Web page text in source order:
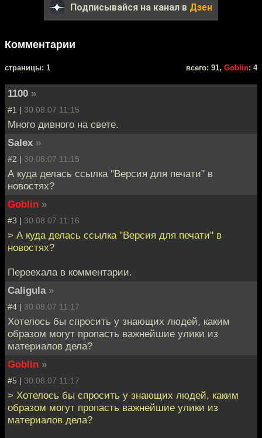
Подписывайся на канал в Дзен
Комментарии
cтраницы: 1 всего: 91, Goblin: 4
1100 »
#1 | 30.08.07 11:15
Много дивного на свете.
Salex »
#2 | 30.08.07 11:15
А куда делась ссылка "Версия для печати" в
новостях?
Goblin »
#3 | 30.08.07 11:16
> А куда делась ссылка "Версия для печати" в
новостях?
Переехала в комментарии.
Caligula »
#4 | 30.08.07 11:17
Хотелось бы спросить у знающих людей, каким
образом могут пропасть важнейшие улики из
материалов дела?
Goblin »
#5 | 30.08.07 11:17
> Хотелось бы спросить у знающих людей, каким
образом могут пропасть важнейшие улики из
материалов дела?